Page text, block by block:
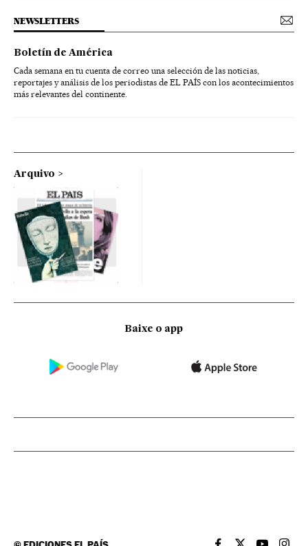
NEWSLETTERS
Boletín de América
Cada semana en tu cuenta de correo una selección de las noticias,
reportajes y análisis de los periodistas de EL PAÍS con los acontecimientos
más relevantes del continente.
Arquivo
Baixe o app